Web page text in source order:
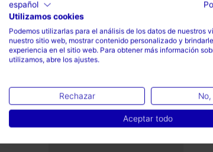
Completa el look
español
Utilizamos cookies
Podemos utilizarlas para el análisis de los datos de nuestros
nuestro sitio web, mostrar contenido personalizado y
experiencia en el sitio web. Para obtener más información
utilizamos, abre los ajustes.
Rechazar
Aceptar todo